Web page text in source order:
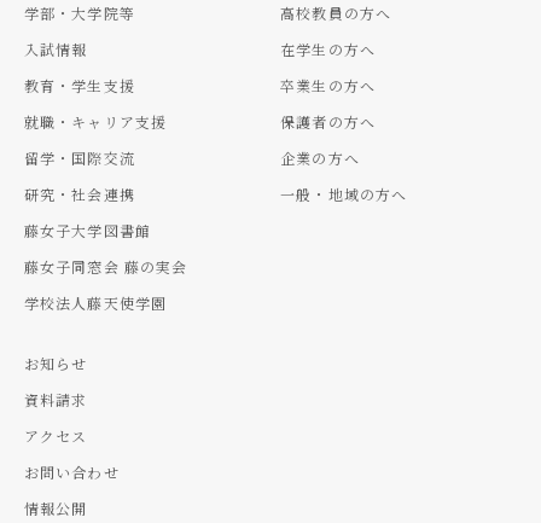
学部・大学院等
入試情報
教育・学生支援
就職・キャリア支援
留学・国際交流
研究・社会連携
藤女子大学図書館
藤女子同窓会 藤の実会
学校法人藤天使学園
高校教員の方へ
在学生の方へ
卒業生の方へ
保護者の方へ
企業の方へ
一般・地域の方へ
お知らせ
資料請求
アクセス
お問い合わせ
情報公開